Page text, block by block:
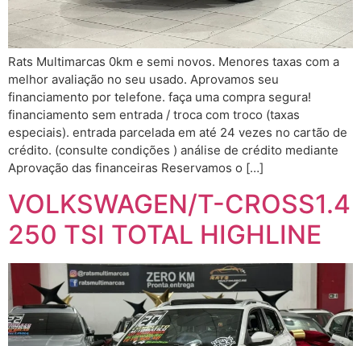
Rats Multimarcas 0km e semi novos. Menores taxas com a
melhor avaliação no seu usado. Aprovamos seu
financiamento por telefone. faça uma compra segura!
financiamento sem entrada / troca com troco (taxas
especiais). entrada parcelada em até 24 vezes no cartão de
crédito. (consulte condições ) análise de crédito mediante
Aprovação das financeiras Reservamos o […]
VOLKSWAGEN/T-CROSS1.4
250 TSI TOTAL HIGHLINE